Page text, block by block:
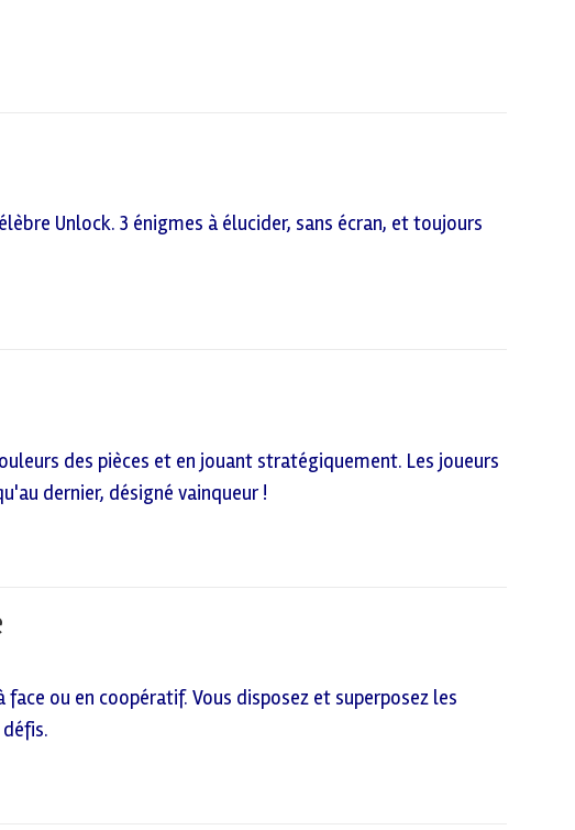
Unlock. 3 énigmes à élucider, sans écran, et toujours
des pièces et en jouant stratégiquement. Les joueurs
dernier, désigné vainqueur !
face ou en coopératif. Vous disposez et superposez les